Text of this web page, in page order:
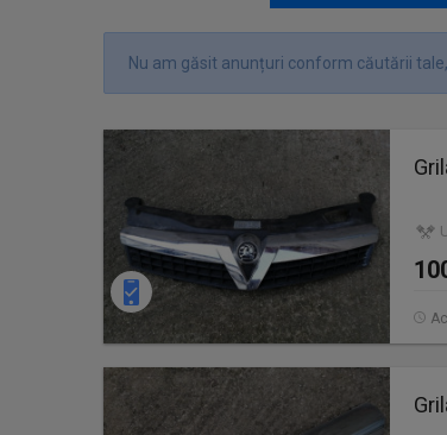
Nu am găsit anunțuri conform căutării